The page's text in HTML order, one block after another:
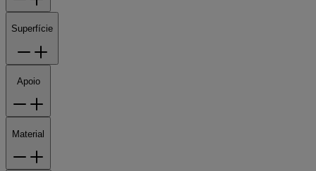
Superfície
Apoio
Material